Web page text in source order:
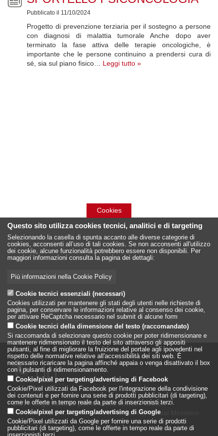
Pubblicato il 11/10/2024
Progetto di prevenzione terziaria per il sostegno a persone
con diagnosi di malattia tumorale Anche dopo aver
terminato la fase attiva delle terapie oncologiche, è
importante che le persone continuino a prendersi cura di
sé, sia sul piano fisico… Leggi tutto »
LILT - Lega Italiana per la Lotta conto i Tumori
è un Ente Pubblico su base associativa, vigilato dal Ministero
della Salute
Cookies
Questo sito utilizza cookies tecnici, analitici e di targeting
Selezionando la casella di spunta accanto alle diverse categorie di
cookies, acconsenti all’uso di tali cookies. Se non acconsenti all'utilizzo
dei cookie, alcune funzionalità potrebbero essere non disponibili. Per
maggiori informazioni consulta la pagina dei dettagli:
Più informazioni nella Cookie Policy
Cookie tecnici essenziali (necessari)
Cookies utilizzati per mantenere gli stati degli utenti nelle richieste di
pagina, per conservare le informazioni relative al consenso dei cookie,
per attivare ReCaptcha necessario nel submit di alcune form
Cookie tecnici della dimensione del testo (raccomandato)
Si raccomanda di selezionare questo cookie per poter ridimensionare e
mantenere ridimensionato il testo del sito attraverso gli appositi
pulsanti, al fine di migliorare la fruizione del portale agli ipovedenti nel
rispetto delle normative relative all'accessibilità dei siti web. È
necessario ricaricare la pagina affinché appaia o venga disattivato il box
con i pulsanti di ridimensionamento.
Cookie/pixel per targeting/advertising di Facebook
Cookie/Pixel utilizzati da Facebook per l'integrazione della condivisione
dei contenuti e per fornire una serie di prodotti pubblicitari (di targeting),
come le offerte in tempo reale da parte di inserzionisti terzi.
Cookie/pixel per targeting/advertising di Google
Cookie/Pixel utilizzati da Google per fornire una serie di prodotti
pubblicitari (di targeting), come le offerte in tempo reale da parte di